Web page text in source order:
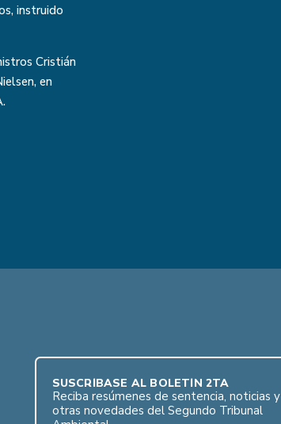
instruido
Cristián
en
SUSCRÍBASE AL BOLETÍN 2TA
Reciba resúmenes de sentencia, noticias y
otras novedades del Segundo Tribunal